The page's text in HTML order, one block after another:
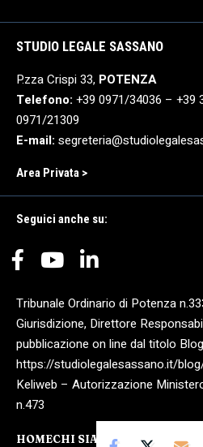
STUDIO LEGALE SASSANO
P.zza Crispi 33, POTENZA
Telefono: +39 0971/34036 – +39
0971/21309
E-mail:
Area Privata >
Seguici anche su:
Tribunale Ordinario di Potenza
Giurisdizione, Direttore
pubblicazione on line dal titolo
https://studiolegalesassano.it/
Keliweb – Autorizzazione
n.473
HOMECHI SIAMOCOMPETENZE